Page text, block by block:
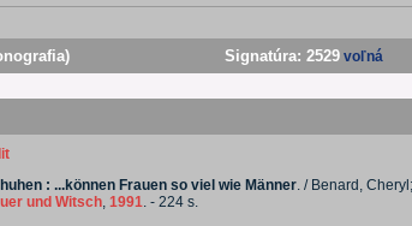
Signatúra: 2529 voľná
: ...können Frauen so viel wie Männer. / Benard,
und Witsch, 1991. - 224 s.